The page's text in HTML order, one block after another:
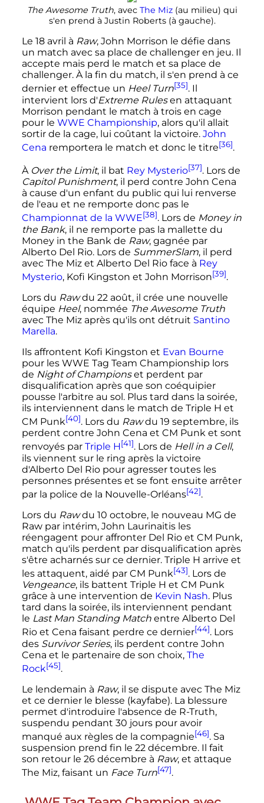
The Awesome Truth, avec The Miz(au milieu) qui
s'en prend à Justin Roberts (à gauche).
Le 18 avril à Raw, John Morrison le défie dans
un match avec sa place de challenger en jeu. Il
accepte mais perd le match et sa place de
challenger. À la fin du match, il s'en prend à ce
dernier et effectue un Heel Turn[35]. Il
intervient lors d'Extreme Rulesen attaquant
Morrison pendant le match à trois en cage
pour le WWE Championship, alors qu'il allait
sortir de la cage, lui coûtant la victoire. John
Cena remportera le match et donc le titre[36].
À Over the Limit, il bat Rey Mysterio[37]. Lors de
Capitol Punishment, il perd contre John Cena
à cause d'un enfant du public qui lui renverse
de l'eau et ne remporte donc pas le
Championnat de la WWE[38]. Lors de Money in
the Bank, il ne remporte pas la mallette du
Money in the Bank de Raw, gagnée par
Alberto Del Rio. Lors de SummerSlam, il perd
avec The Miz et Alberto Del Rio face à Rey
Mysterio, Kofi Kingston et John Morrison[39].
Lors du Rawdu 22 août, il crée une nouvelle
équipe Heel, nommée The Awesome Truth
avec The Miz après qu'ils ont détruit Santino
Marella.
Ils affrontent Kofi Kingston et Evan Bourne
pour les WWE Tag Team Championship lors
de Night of Championset perdent par
disqualification après que son coéquipier
pousse l'arbitre au sol. Plus tard dans la soirée,
ils interviennent dans le match de Triple H et
CM Punk[40]. Lors du Rawdu 19 septembre, ils
perdent contre John Cena et CM Punk et sont
renvoyés par Triple H[41]. Lors de Hell in a Cell,
ils viennent sur le ring après la victoire
d'Alberto Del Rio pour agresser toutes les
personnes présentes et se font ensuite arrêter
par la police de la Nouvelle-Orléans[42].
Lors du Rawdu 10 octobre, le nouveau MG de
Raw par intérim, John Laurinaitis les
réengagent pour affronter Del Rio et CM Punk,
match qu'ils perdent par disqualification après
s'être acharnés sur ce dernier. Triple H arrive et
les attaquent, aidé par CM Punk[43]. Lors de
Vengeance, ils battent Triple H et CM Punk
grâce à une intervention de Kevin Nash. Plus
tard dans la soirée, ils interviennent pendant
le Last Man Standing Matchentre Alberto Del
Rio et Cena faisant perdre ce dernier[44]. Lors
des Survivor Series, ils perdent contre John
Cena et le partenaire de son choix, The
Rock[45].
Le lendemain à Raw, il se dispute avec The Miz
et ce dernier le blesse (kayfabe). La blessure
permet d'introduire l'absence de R-Truth,
suspendu pendant 30 jours pour avoir
manqué aux règles de la compagnie[46]. Sa
suspension prend fin le 22 décembre. Il fait
son retour le 26 décembre à Raw, et attaque
The Miz, faisant un Face Turn[47].